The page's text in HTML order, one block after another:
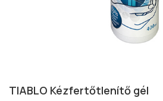
TIABLO Kézfertőtlenítő gél